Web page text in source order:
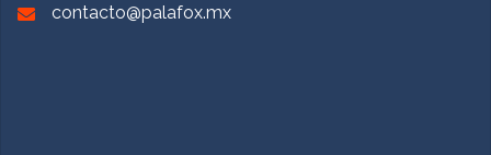
contacto@palafox.mx